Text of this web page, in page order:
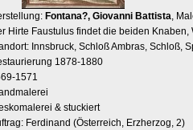
Fontana?, Giovanni Battista,
Hirte Faustulus findet die beiden Knaben,
Innsbruck, Schloß Ambras, Schloß,
1878-1880
1571
& stuckiert
Ferdinand (Österreich, Erzherzog, 2)